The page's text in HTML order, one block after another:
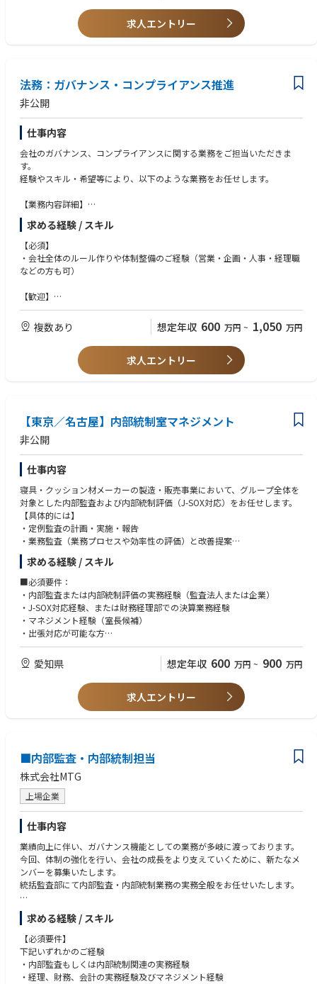
ムを提供し、あらゆる管理レベルにおいて方針や手順に関する様々な関係
者との連携を行います。
eventionは、関連する脅威から効果的に保護し、以下のようなセキュリテ
ィおよびロスプリベンションのリスクを管理することで、ビジネス目標の
達成とブランド強化をサポートします：
• アソシエイトやお客様を危険にさらす可能性があるリスク
• 事業運営の継続性を妨げる可能性があるリスク
• 資産に損害を与える可能性があるリスク
• ブランドの評判に悪影響を及ぼす可能性があるリスク
私たちは、ステークホルダーとのパートナーシップのもと、サプライチェ
ーンのエンドツーエンドの安全を確保し、ビジネスにおける対話の中でセ
ン関連のリスクと脆弱性を可能な限り早期に防止し、発生中のインシデン
トに介入して悪影響を最小限に抑え、さらにセキュリティ関連インシデン
トを徹底的に調査して根本原因を特定・排除し、再発を防止することで実
現します。
く、また困ったことが起きても相談しやすいため働きやすい環境です。
・中途社員比率は45％であり、プロパーと差がなく活躍することが可能で
す。また、昇給や昇格に差はないため、早期管理職としてのキャリアも築
くことも可能です。
部署には計9名（50-60代6名、30-40歳代3名）おり、それぞれにプロフェ
ッショナルな分野を持つ社員が揃っています。
・CIA（Certified Internal Auditor）求人エントリー
法務：ガバナンス・コンプライアンス推進
非公開
仕事内容
会社のガバナンス、コンプライアンスに関する業務をご担当いただきま
す。
経験やスキル・希望等により、以下のような業務をお任せします。
【業務内容詳細】
・コンプライアンス遵守のための体制整備・ルールづくり（各種規程策定
等）と運営
・各種法規・法令の把握と社内展開、教育啓蒙
・貿易管理（輸出入管理）業務
・決裁規程の策定と運営
求める経験 / スキル
【必須】
・会社全体のルール作りや体制整備のご経験（営業・企画・人事・経理職
などの方も可）
【歓迎】
・コンプライアンス・ガバナンス関連のご経験
・製造業での業務経験
・ビジネスでの英語使用経験
複数あり 想定年収 600 万円 ~ 1,050 万円
求人エントリー
【東京／名古屋】内部統制室マネジメント
非公開
仕事内容
寝具・クッション材メーカーの製造・販売事業において、グループ全体を
対象とした内部監査および内部統制評価（J-SOX対応）をお任せします。
【具体的には】
・定例監査の計画・実施・報告
・業務監査（業務プロセスや効率性の評価）と改善提案
・財務記録の正確性確認を通じた会計監査
・内部統制評価（リスク管理・コンプライアンス体制の確認）
・年間監査計画の策定・推進
・監査業務の統括（計画・実施・報告）
・経営層への報告・改善提案
・チーム育成・管理
※経営層と近い距離で働き、監査体制の強化をリードするポジションで
※十分な引継ぎ期間あり。段階的な育成が可能です。
求める経験 / スキル
■必須要件：
・内部監査または内部統制評価の実務経験（監査法人または企業）
・J-SOX対応経験、または財務経理部での決算業務経験
・マネジメント経験（室長候補）
・出張対応が可能な方
■歓迎条件：
・公認内部監査人（CIA）資格
・ERP導入やDX関連知識
・論理的思考力・コミュニケーション力・問題解決力
愛知県 想定年収 600 万円 ~ 900 万円
求人エントリー
■内部監査・内部統制担当
株式会社MTG
上場企業
仕事内容
業績向上に伴い、ガバナンス機能としての業務が多岐に渡っております。
今回、体制の強化を行い、会社の成長をより支えていくために、新たなメ
ンバーを募集いたします。
統括監査部にて内部監査・内部統制業務の実務全般をお任せいたします。
【具体的な業務内容】
<管理職級でのご採用の場合>
(1) 内部監査・内部統制業務
内部監査の計画・実施・報告
J-SOXを含む内部統制の整備及び評価
改善措置のフォローアップ
求める経験 / スキル
【必須要件】
下記いずれかのご経験
・内部監査もしくは内部統制関連の実務経験
・経理、財務、会計の実務経験及びマネジメント経験